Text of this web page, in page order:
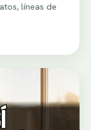
líneas de